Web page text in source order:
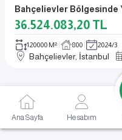
Bahçelievler Bölgesinde
36.524.083,20 TL
120000 M² 800 2024/3
Bahçelievler, İstanbul
Ana Sayfa Hesabım